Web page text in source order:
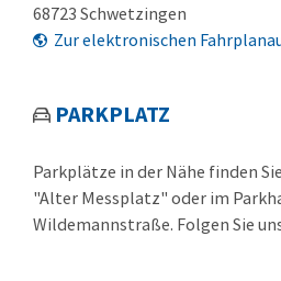
68723 Schwetzingen
Zur elektronischen
PARKPLATZ
Parkplätze in der Nähe finden
"Alter Messplatz" oder im
Wildemannstraße. Folgen Sie